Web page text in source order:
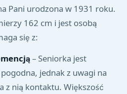
Pani urodzona w 1931 roku.
162 cm i jest osobą
się z:
– Seniorka jest
jednak z uwagi na
z nią kontaktu. Większość